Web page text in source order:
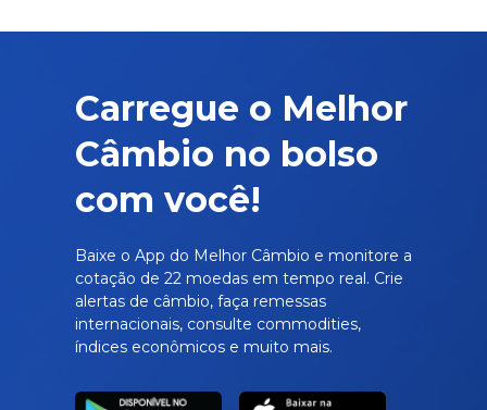
Carregue o Melhor
Câmbio no bolso
com você!
Baixe o App do Melhor Câmbio e monitore a
cotação de 22 moedas em tempo real. Crie
alertas de câmbio, faça remessas
internacionais, consulte commodities,
índices econômicos e muito mais.